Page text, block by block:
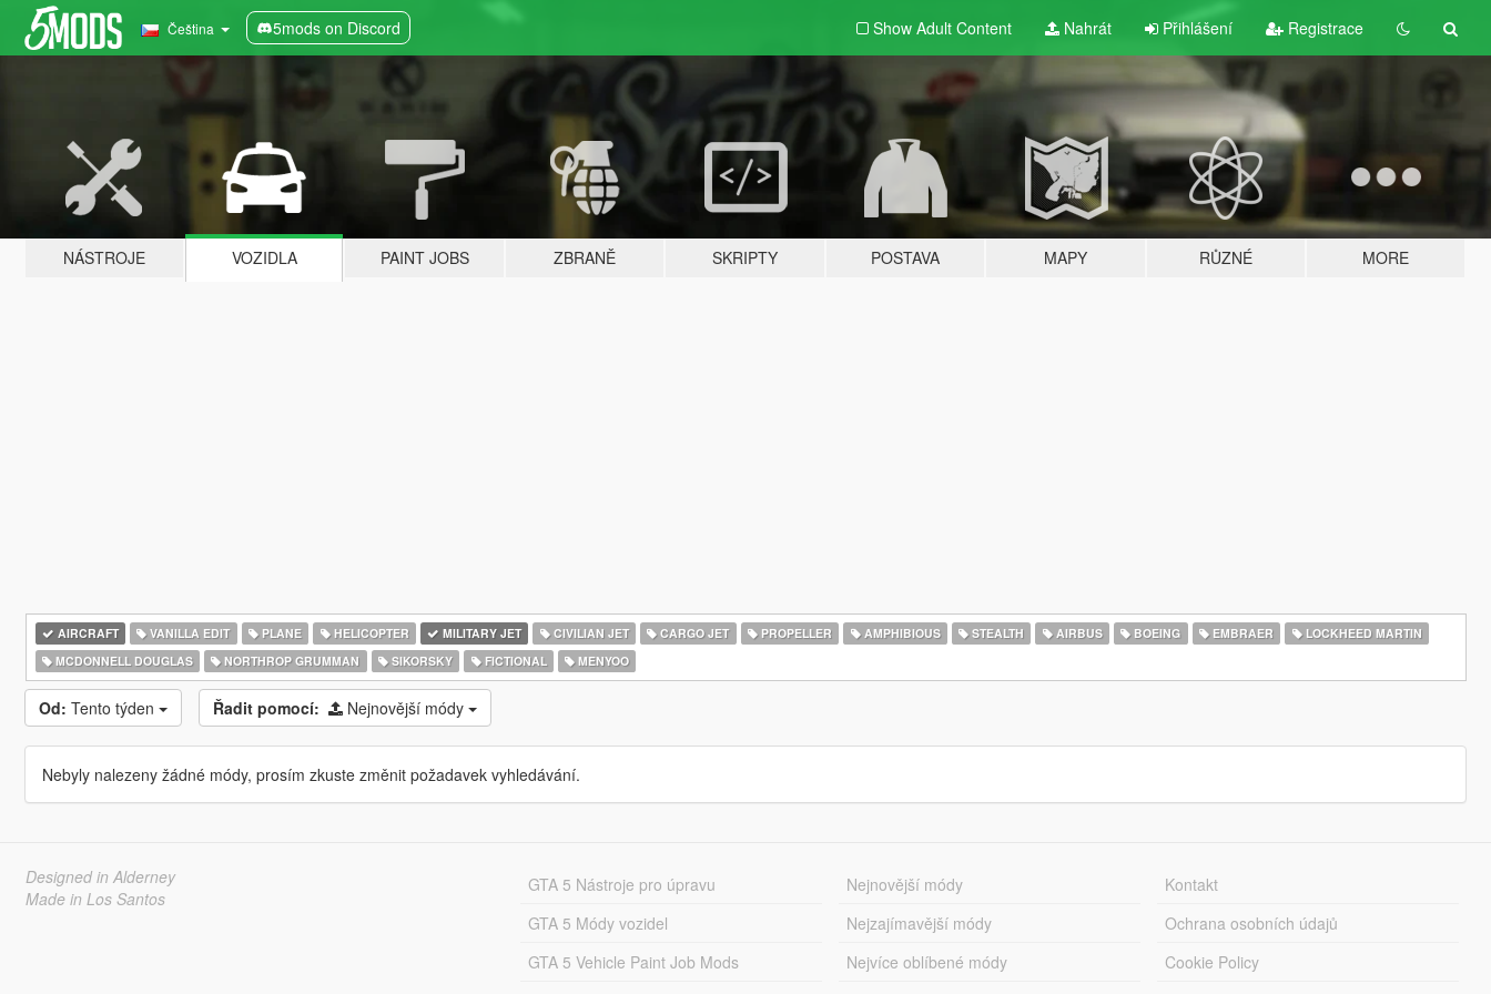
Čeština 5mods on Discord Show Adult Content Nahrát Přihlášení Registrace
NÁSTROJE VOZIDLA PAINT JOBS ZBRANĚ SKRIPTY POSTAVA MAPY RŮZNÉ MORE
AIRCRAFT VANILLA EDIT PLANE HELICOPTER MILITARY JET CIVILIAN JET CARGO JET PROPELLER AMPHIBIOUS STEALTH AIRBUS BOEING EMBRAER
LOCKHEED MARTIN
MCDONNELL DOUGLAS
NORTHROP GRUMMAN SIKORSKY FICTIONAL MENYOO
Od: Tento týden Řadit pomocí: Nejnovější módy
Nebyly nalezeny žádné módy, prosím zkuste změnit požadavek vyhledávání.
Designed in Alderney
Made in Los Santos
GTA 5 Nástroje pro úpravu
GTA 5 Módy vozidel
GTA 5 Vehicle Paint Job Mods
Nejnovější módy
Nejzajímavější módy
Nejvíce oblíbené módy
Kontakt
Ochrana osobních údajů
Cookie Policy